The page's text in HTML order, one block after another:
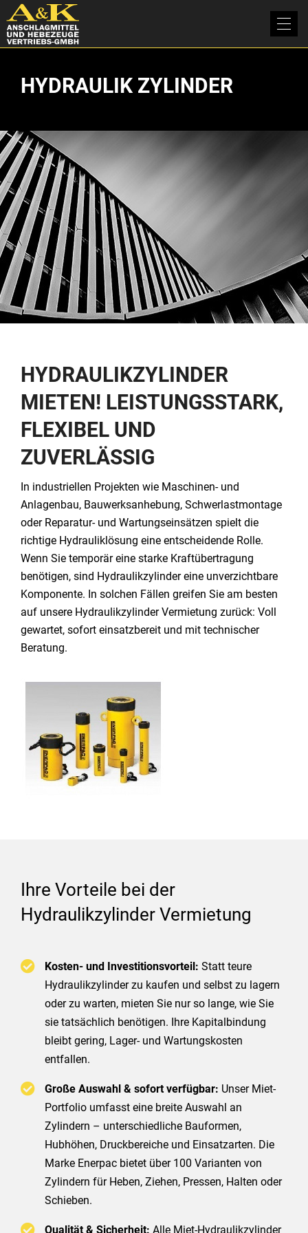
HYDRAULIK ZYLINDER
HYDRAULIKZYLINDER
MIETEN! LEISTUNGSSTARK,
FLEXIBEL UND
ZUVERLÄSSIG
In industriellen Projekten wie Maschinen- und
Anlagenbau, Bauwerksanhebung, Schwerlastmontage
oder Reparatur- und Wartungseinsätzen spielt die
richtige Hydrauliklösung eine entscheidende Rolle.
Wenn Sie temporär eine starke Kraftübertragung
benötigen, sind Hydraulikzylinder eine unverzichtbare
Komponente. In solchen Fällen greifen Sie am besten
auf unsere Hydraulikzylinder Vermietung zurück: Voll
gewartet, sofort einsatzbereit und mit technischer
Beratung.
Ihre Vorteile bei der
Hydraulikzylinder Vermietung
Kosten- und Investitionsvorteil: Statt teure
Hydraulikzylinder zu kaufen und selbst zu lagern
oder zu warten, mieten Sie nur so lange, wie Sie
sie tatsächlich benötigen. Ihre Kapitalbindung
bleibt gering, Lager- und Wartungskosten
entfallen.
Große Auswahl & sofort verfügbar: Unser Miet-
Portfolio umfasst eine breite Auswahl an
Zylindern – unterschiedliche Bauformen,
Hubhöhen, Druckbereiche und Einsatzarten. Die
Marke Enerpac bietet über 100 Varianten von
Zylindern für Heben, Ziehen, Pressen, Halten oder
Schieben.
Qualität & Sicherheit: Alle Miet-Hydraulikzylinder